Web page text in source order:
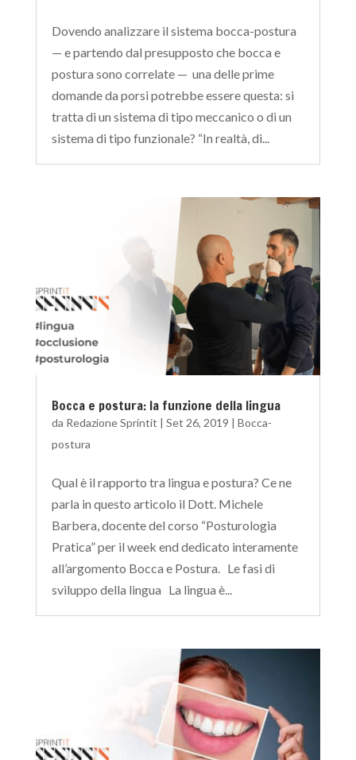
Dovendo analizzare il sistema bocca-postura
— e partendo dal presupposto che bocca e
postura sono correlate — una delle prime
domande da porsi potrebbe essere questa: si
tratta di un sistema di tipo meccanico o di un
sistema di tipo funzionale? “In realtà, di...
Bocca e postura: la funzione della lingua
da Redazione Sprintit | Set 26, 2019 | Bocca-
postura
Qual è il rapporto tra lingua e postura? Ce ne
parla in questo articolo il Dott. Michele
Barbera, docente del corso “Posturologia
Pratica” per il week end dedicato interamente
all’argomento Bocca e Postura. Le fasi di
sviluppo della lingua La lingua è...